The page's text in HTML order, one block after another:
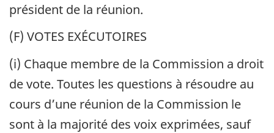
président de la réunion.
(F) VOTES EXÉCUTOIRES
(i) Chaque membre de la Commission a droit
de vote. Toutes les questions à résoudre au
cours d’une réunion de la Commission le
sont à la majorité des voix exprimées, sauf